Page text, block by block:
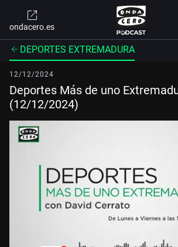
ondacero.es
DEPORTES EXTREMADURA
12/12/2024
Deportes Más de uno
(12/12/2024)